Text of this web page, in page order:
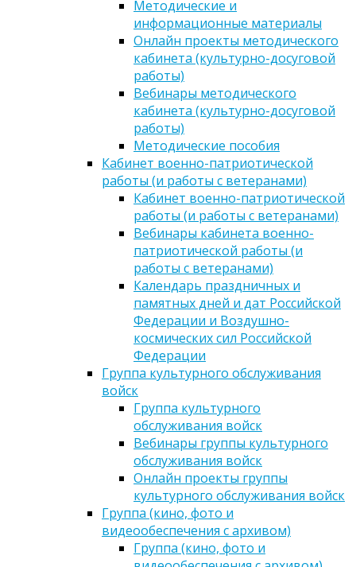
Методические и
информационные материалы
Онлайн проекты методического
кабинета (культурно-досуговой
работы)
Вебинары методического
кабинета (культурно-досуговой
работы)
Методические пособия
Кабинет военно-патриотической
работы (и работы с ветеранами)
Кабинет военно-патриотической
работы (и работы с ветеранами)
Вебинары кабинета военно-
патриотической работы (и
работы с ветеранами)
Календарь праздничных и
памятных дней и дат Российской
Федерации и Воздушно-
космических сил Российской
Федерации
Группа культурного обслуживания
войск
Группа культурного
обслуживания войск
Вебинары группы культурного
обслуживания войск
Онлайн проекты группы
культурного обслуживания войск
Группа (кино, фото и
видеообеспечения с архивом)
Группа (кино, фото и